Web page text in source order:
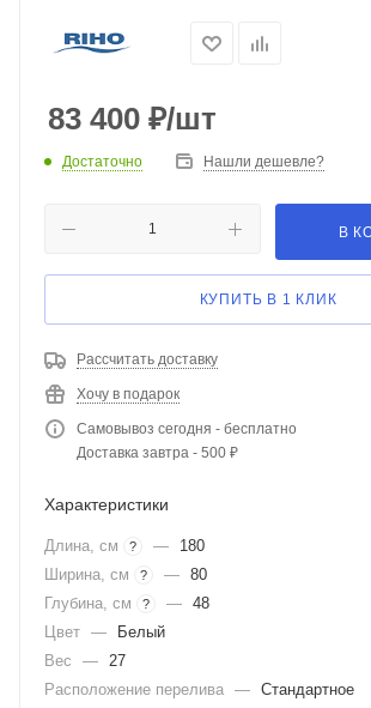
83 400 ₽/шт
Достаточно Нашли дешевле?
В
КУПИТЬ В 1 КЛИК
Рассчитать доставку
Хочу в подарок
Самовывоз сегодня - бесплатно
Доставка завтра - 500 ₽
Характеристики
Длина, см ? —
180
Ширина, см
? — 80
Глубина, см
? — 48
Цвет —
Белый
Вес
— 27
Расположение перелива — Стандартное